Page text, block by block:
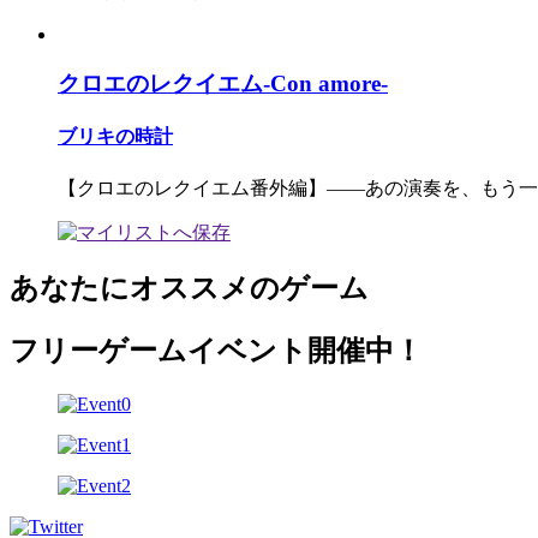
クロエのレクイエム-Con amore-
ブリキの時計
【クロエのレクイエム番外編】――あの演奏を、もう
あなたにオススメのゲーム
フリーゲームイベント開催中！